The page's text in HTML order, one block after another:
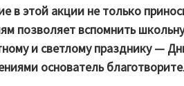
в этой акции не только
позволяет вспомнить
и светлому празднику —
основатель